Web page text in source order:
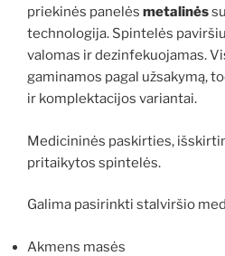
priekinės panelės metalinės
technologija. Spintelės
valomas ir dezinfekuojamas.
gaminamos pagal užsakymą,
ir komplektacijos variantai.
Medicininės paskirties,
pritaikytos spintelės.
Galima pasirinkti stalviršio
Akmens masės